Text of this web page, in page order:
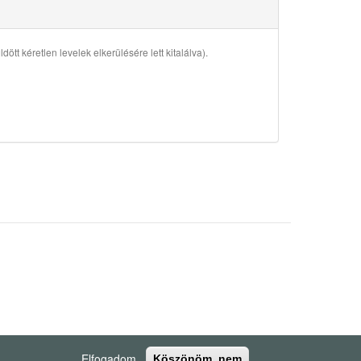
kéretlen levelek elkerülésére lett kitalálva).